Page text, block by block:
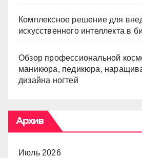
Комплексное решение для
искусственного интеллекта в
Обзор профессиональной
маникюра, педикюра,
дизайна ногтей
Архив
Июль 2026